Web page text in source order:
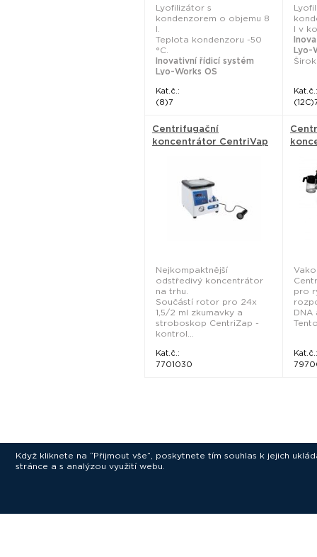
Lyofilizátor s
kondenzorem o objemu 8
l.
Teplota kondenzoru -50
°C.
Inovativní řídicí systém
Lyo-Works OS
Kat.č.:
(8)7
l v
Lyo-
Kat.č.:
Centrifugační
koncentrátor CentriVap
Nejkompaktnější
odstředivý koncentrátor
na trhu.
Součástí rotor pro 24x
1,5/2 ml zkumavky a
stroboskop CentriZap -
kontrol...
Kat.č.:
7701030
pro
DNA
Kat.č.:
Když kliknete na “Přijmout vše”, poskytnete tím souhlas k jejich
stránce a s analýzou využití webu.